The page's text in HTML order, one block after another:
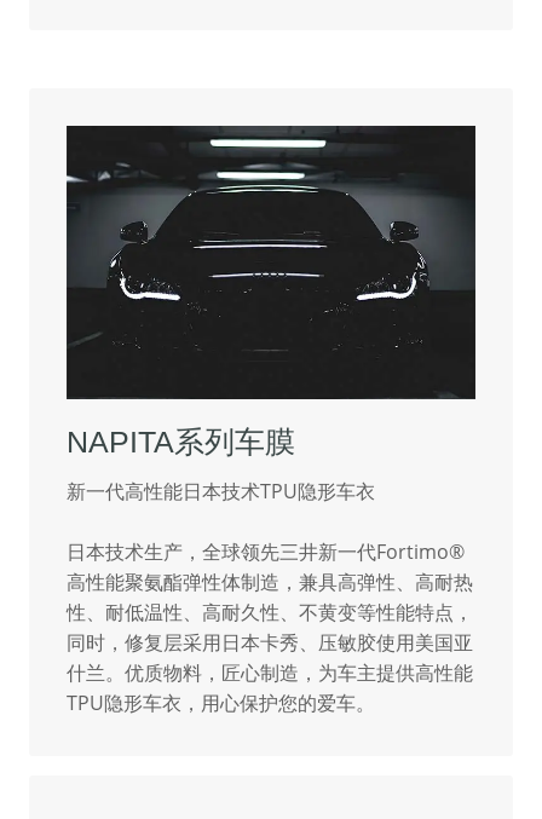
NAPITA系列车膜
新一代高性能日本技术TPU隐形车衣
日本技术生产，全球领先三井新一代Fortimo®
高性能聚氨酯弹性体制造，兼具高弹性、高耐热
性、耐低温性、高耐久性、不黄变等性能特点，
同时，修复层采用日本卡秀、压敏胶使用美国亚
什兰。优质物料，匠心制造，为车主提供高性能
TPU隐形车衣，用心保护您的爱车。